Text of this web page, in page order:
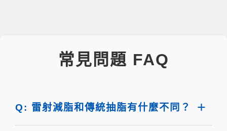
常見問題 FAQ
Q: 雷射減脂和傳統抽脂有什麼不同？